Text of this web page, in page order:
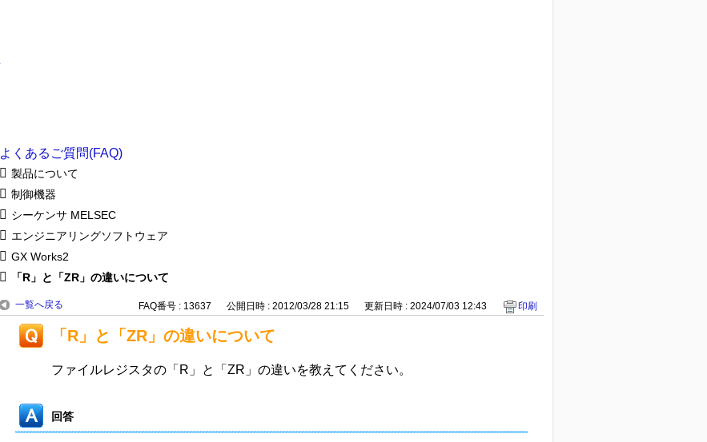
よくあるご質問(FAQ)
製品について
制御機器
シーケンサ MELSEC
エンジニアリングソフトウェア
GX Works2
「R」と「ZR」の違いについて
一覧へ戻る FAQ番号 : 13637 公開日時 : 2012/03/28 21:15 更新日時 : 2024/07/03 12:43 印刷
「R」と「ZR」の違いについて
ファイルレジスタの「R」と「ZR」の違いを教えてください。
回答